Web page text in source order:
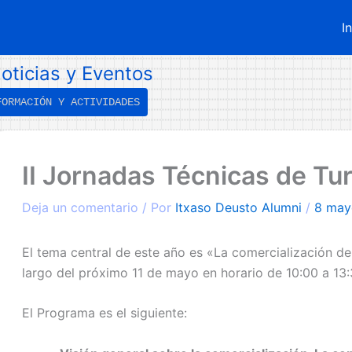
y Eventos
Y ACTIVIDADES
II Jornadas Técnicas de
Deja un comentario / Por Itxaso Deusto Alumni / 8
El tema central de este año es «La comercialización
largo del próximo 11 de mayo en horario de 10:00 a
El Programa es el siguiente:
→